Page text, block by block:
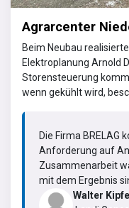
Agrarcenter
Beim Neubau
Elektroplanung Arnold
Storensteuerung
wenn gekühlt wird,
Die Firma BRELAG
Anforderung auf
Zusammenarbeit
mit dem Ergebnis
Walter